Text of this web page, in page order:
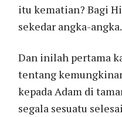
itu kematian? Bagi
sekedar angka-angka.
Dan inilah pertama
tentang
kepada Adam di
segala sesuatu